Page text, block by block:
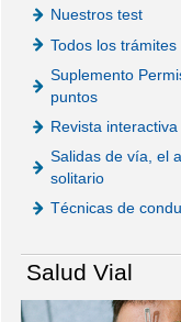
Nuestros test
Todos los trámites
Suplemento
puntos
Revista interactiva
Salidas de vía, el
solitario
Técnicas de
Salud Vial